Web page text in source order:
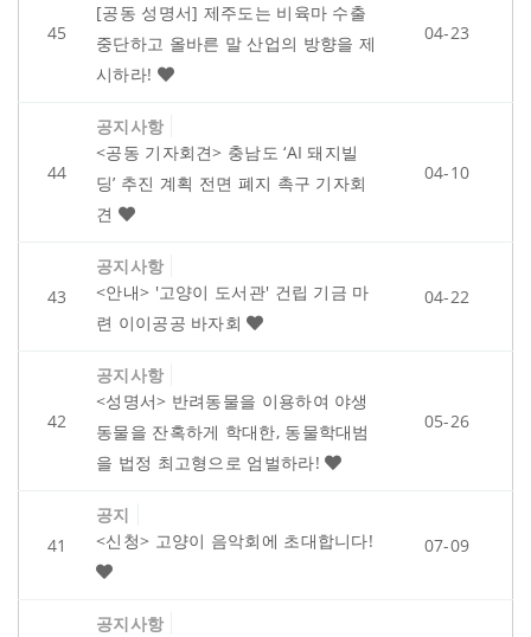
45
[공동 성명서] 제주도는 비육마 수출
중단하고 올바른 말 산업의 방향을 제
시하라!
04-23
44
공지사항
<공동 기자회견> 충남도 ‘AI 돼지빌
딩’ 추진 계획 전면 폐지 촉구 기자회
견
04-10
43
공지사항
<안내> '고양이 도서관' 건립 기금 마
련 이이공공 바자회
04-22
42
공지사항
<성명서> 반려동물을 이용하여 야생
동물을 잔혹하게 학대한, 동물학대범
을 법정 최고형으로 엄벌하라!
05-26
41
공지
<신청> 고양이 음악회에 초대합니다!
07-09
공지사항